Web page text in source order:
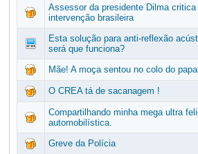
Assessor da presidente Dilma critica
intervenção brasileira
Esta solução para anti-reflexão
será que funciona?
Mãe! A moça sentou no colo do
O CREA tá de sacanagem !
Compartilhando minha mega ultra
automobilística.
Greve da Polícia